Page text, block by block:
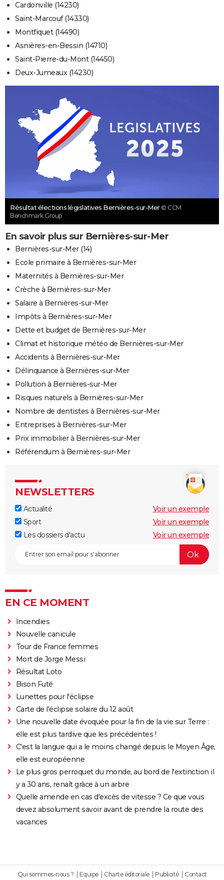
Cardonville (14230)
Saint-Marcouf (14330)
Montfiquet (14490)
Asnières-en-Bessin (14710)
Saint-Pierre-du-Mont (14450)
Deux-Jumeaux (14230)
Résultat élections législatives Bernières-sur-Mer © CCM
Benchmark Group
En savoir plus sur Bernières-sur-Mer
Bernières-sur-Mer (14)
Ecole primaire à Bernières-sur-Mer
Maternités à Bernières-sur-Mer
Crèche à Bernières-sur-Mer
Salaire à Bernières-sur-Mer
Impôts à Bernières-sur-Mer
Dette et budget de Bernières-sur-Mer
Climat et historique météo de Bernières-sur-Mer
Accidents à Bernières-sur-Mer
Délinquance à Bernières-sur-Mer
Pollution à Bernières-sur-Mer
Risques naturels à Bernières-sur-Mer
Nombre de dentistes à Bernières-sur-Mer
Entreprises à Bernières-sur-Mer
Prix immobilier à Bernières-sur-Mer
Référendum à Bernières-sur-Mer
NEWSLETTERS
Actualité
Voir un exemple
Sport
Voir un exemple
Les dossiers d'actu
Voir un exemple
EN CE MOMENT
Incendies
Nouvelle canicule
Tour de France femmes
Mort de Jorge Messi
Résultat Loto
Bison Futé
Lunettes pour l'éclipse
Carte de l'éclipse solaire du 12 août
Une nouvelle date évoquée pour la fin de la vie sur Terre :
elle est plus tardive que les précédentes !
C'est la langue qui a le moins changé depuis le Moyen Âge,
elle est européenne
Le plus gros perroquet du monde, au bord de l'extinction il
y a 30 ans, renaît grâce à un arbre
Quelle amende en cas d'excès de vitesse ? Ce que vous
devez absolument savoir avant de prendre la route des
vacances
Qui sommes-nous ? Equipe Charte éditoriale Publicité Contact